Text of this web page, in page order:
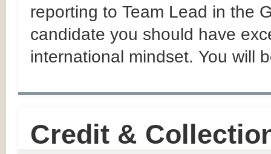
reporting to Team Lead in the
candidate you should have
international mindset. You will
Credit &